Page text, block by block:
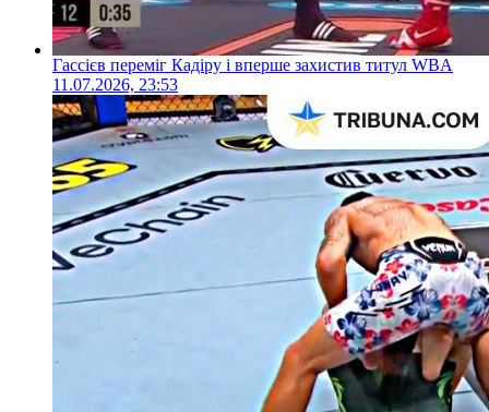
Гассієв переміг Кадіру і вперше захистив титул WBA
11.07.2026, 23:53